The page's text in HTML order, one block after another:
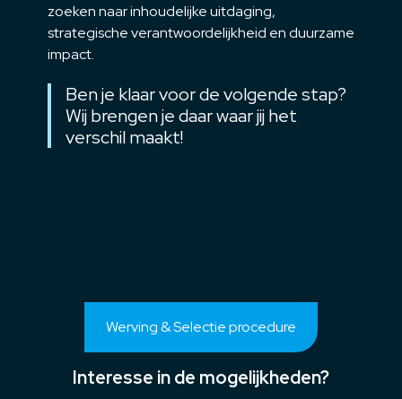
zoeken naar inhoudelijke uitdaging,
strategische verantwoordelijkheid en duurzame
impact.
Ben je klaar voor de volgende stap?
Wij brengen je daar waar jij het
verschil maakt!
Werving & Selectie procedure
Klik hier om de tab Werving & Selectie
Interesse in de mogelijkheden?